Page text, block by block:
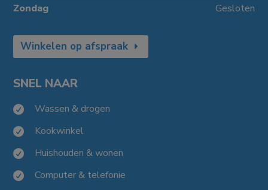
Zondag
Gesloten
Winkelen op afspraak
SNEL NAAR
 Wassen & drogen
 Kookwinkel
 Huishouden & wonen
 Computer & telefonie